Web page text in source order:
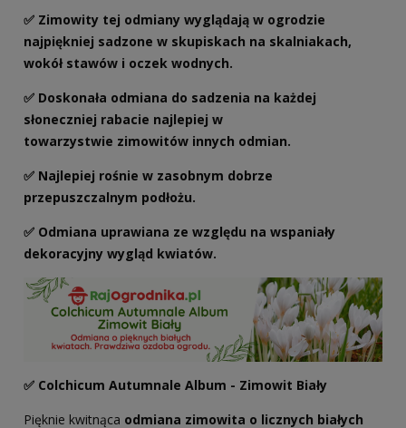
✅ Zimowity tej odmiany wyglądają w ogrodzie
najpiękniej sadzone w skupiskach na skalniakach,
wokół stawów i oczek wodnych.
✅ Doskonała odmiana do sadzenia na każdej
słoneczniej rabacie najlepiej w
towarzystwie zimowitów innych odmian.
✅ Najlepiej rośnie w zasobnym dobrze
przepuszczalnym podłożu.
✅ Odmiana uprawiana ze względu na wspaniały
dekoracyjny wygląd kwiatów.
✅ Colchicum Autumnale Album - Zimowit Biały
Pięknie kwitnąca odmiana zimowita o licznych białych